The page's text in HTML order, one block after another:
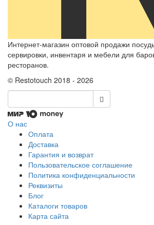
Интернет-магазин оптовой продажи
сервировки, инвентаря и мебели для
ресторанов.
© Restotouch 2018 - 2026
О нас
Оплата
Доставка
Гарантия и возврат
Пользовательское соглашение
Политика конфиденциальности
Реквизиты
Блог
Каталоги товаров
Карта сайта